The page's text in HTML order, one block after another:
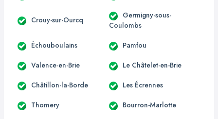
Crouy-sur-Ourcq
Germigny-sous-
Coulombs
Échouboulains Pamfou
Valence-en-Brie Le Châtelet-en-Brie
Châtillon-la-Borde Les Écrennes
Thomery Bourron-Marlotte